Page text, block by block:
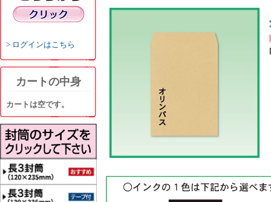
ログインはこちら
カートの中身
カートは空です。